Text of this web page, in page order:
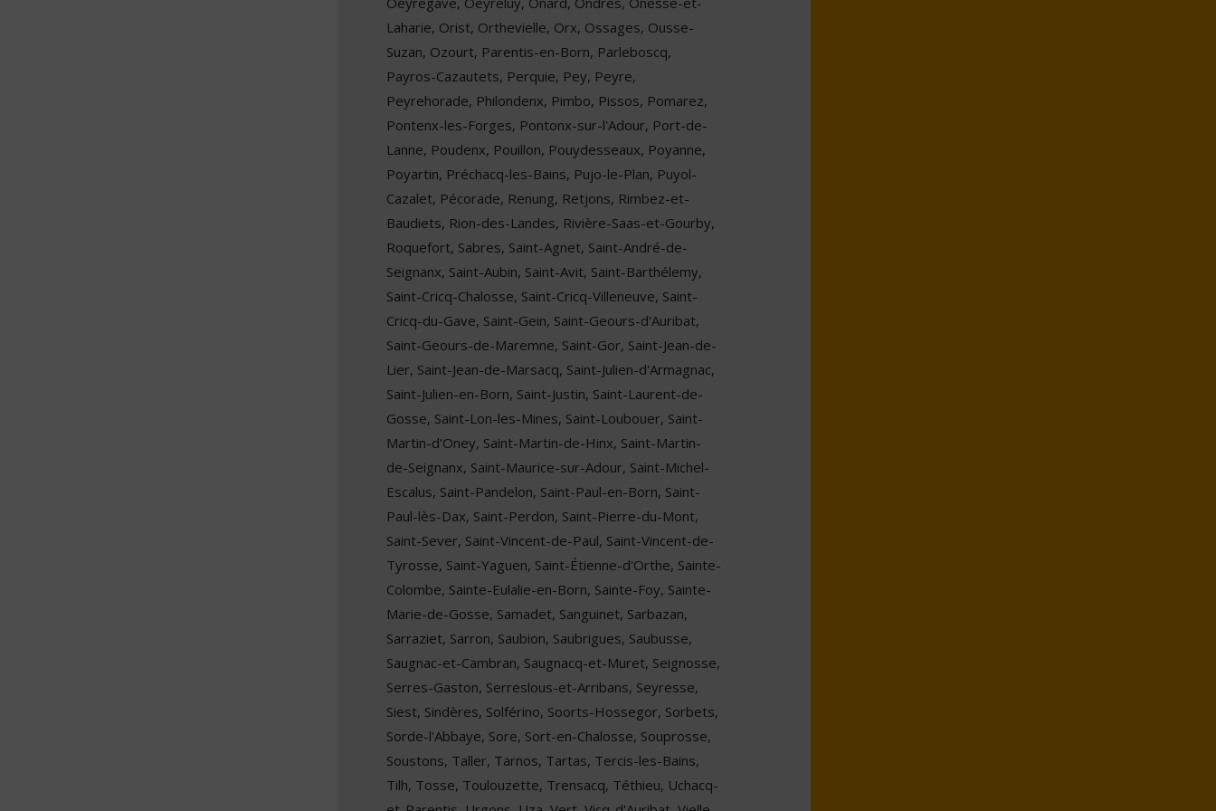
Laharie, Orist, Orthevielle, Orx, Ossages, Ousse-
Suzan, Ozourt, Parentis-en-Born, Parleboscq,
Payros-Cazautets, Perquie, Pey, Peyre,
Peyrehorade, Philondenx, Pimbo, Pissos, Pomarez,
Pontenx-les-Forges, Pontonx-sur-l'Adour, Port-de-
Lanne, Poudenx, Pouillon, Pouydesseaux, Poyanne,
Poyartin, Préchacq-les-Bains, Pujo-le-Plan, Puyol-
Cazalet, Pécorade, Renung, Retjons, Rimbez-et-
Baudiets, Rion-des-Landes, Rivière-Saas-et-Gourby,
Roquefort, Sabres, Saint-Agnet, Saint-André-de-
Seignanx, Saint-Aubin, Saint-Avit, Saint-Barthélemy,
Saint-Cricq-Chalosse, Saint-Cricq-Villeneuve, Saint-
Cricq-du-Gave, Saint-Gein, Saint-Geours-d'Auribat,
Saint-Geours-de-Maremne, Saint-Gor, Saint-Jean-de-
Lier, Saint-Jean-de-Marsacq, Saint-Julien-d'Armagnac,
Saint-Julien-en-Born, Saint-Justin, Saint-Laurent-de-
Gosse, Saint-Lon-les-Mines, Saint-Loubouer, Saint-
Martin-d'Oney, Saint-Martin-de-Hinx, Saint-Martin-
de-Seignanx, Saint-Maurice-sur-Adour, Saint-Michel-
Escalus, Saint-Pandelon, Saint-Paul-en-Born, Saint-
Paul-lès-Dax, Saint-Perdon, Saint-Pierre-du-Mont,
Saint-Sever, Saint-Vincent-de-Paul, Saint-Vincent-de-
Tyrosse, Saint-Yaguen, Saint-Étienne-d'Orthe, Sainte-
Colombe, Sainte-Eulalie-en-Born, Sainte-Foy, Sainte-
Marie-de-Gosse, Samadet, Sanguinet, Sarbazan,
Sarraziet, Sarron, Saubion, Saubrigues, Saubusse,
Saugnac-et-Cambran, Saugnacq-et-Muret, Seignosse,
Serres-Gaston, Serreslous-et-Arribans, Seyresse,
Siest, Sindères, Solférino, Soorts-Hossegor, Sorbets,
Sorde-l'Abbaye, Sore, Sort-en-Chalosse, Souprosse,
Soustons, Taller, Tarnos, Tartas, Tercis-les-Bains,
Tilh, Tosse, Toulouzette, Trensacq, Téthieu, Uchacq-